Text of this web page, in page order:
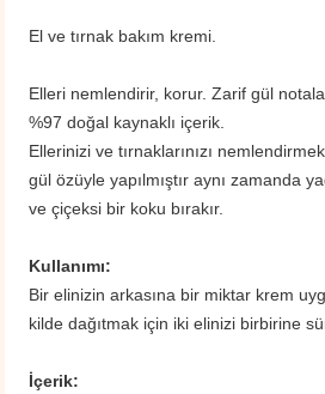
El ve tırnak bakım kremi.
Elleri nemlendirir, korur. Zarif gül
%97 doğal kaynaklı içerik.
Ellerinizi ve tırnaklarınızı
gül özüyle yapılmıştır aynı zamanda
ve çiçeksi bir koku bırakır.
Kullanımı:
Bir elinizin arkasına bir miktar krem
kilde dağıtmak için iki elinizi birbirine
İçerik: